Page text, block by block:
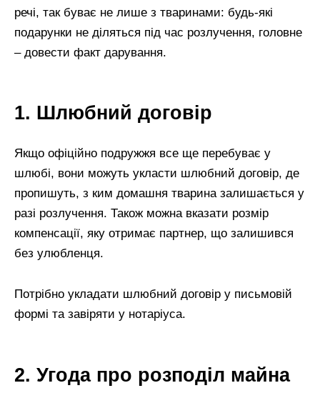
речі, так буває не лише з тваринами: будь-які
подарунки не діляться під час розлучення, головне
– довести факт дарування.
1. Шлюбний договір
Якщо офіційно подружжя все ще перебуває у
шлюбі, вони можуть укласти шлюбний договір, де
пропишуть, з ким домашня тварина залишається у
разі розлучення. Також можна вказати розмір
компенсації, яку отримає партнер, що залишився
без улюбленця.
Потрібно укладати шлюбний договір у письмовій
формі та завіряти у нотаріуса.
2. Угода про розподіл майна